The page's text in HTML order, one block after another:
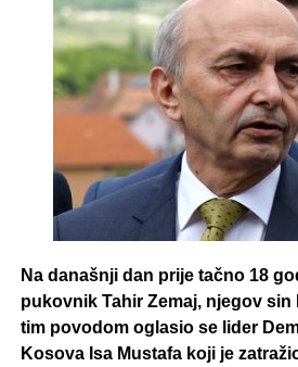
Na današnji dan prije tačno 18
pukovnik Tahir Zemaj, njegov sin
tim povodom oglasio se lider
Kosova Isa Mustafa koji je